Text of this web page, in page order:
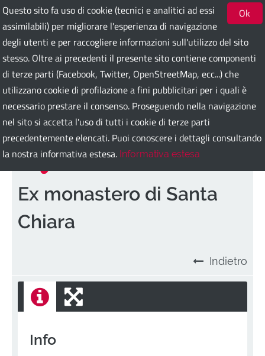
Ok
Questo sito fa uso di cookie (tecnici e analitici ad essi
assimilabili) per migliorare l'esperienza di navigazione
degli utenti e per raccogliere informazioni sull'utilizzo del sito
stesso. Oltre ai precedenti il presente sito contiene componenti
di terze parti (Facebook, Twitter, OpenStreetMap, ecc...) che
utilizzano cookie di profilazione a fini pubblicitari per i quali è
necessario prestare il consenso. Proseguendo nella navigazione
nel sito si accetta l'uso di tutti i cookie di terze parti
precedentemente elencati. Puoi conoscere i dettagli consultando
la nostra informativa estesa. Informativa estesa
Bari Guest Card
ITA ENG DEU SPA FRA RUS
Ex monastero di Santa
Chiara
Indietro
Info